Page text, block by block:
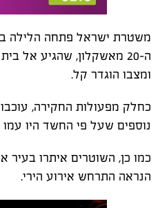
משטרת ישראל פתחה הלילה
ה-20 מאשקלון, שהגיע אל
ומצבו הוגדר קל.
נוספים שעל פי החשד היו עמו
כמו כן, השוטרים איתרו בעיר
הנראה התרחש אירוע הירי.